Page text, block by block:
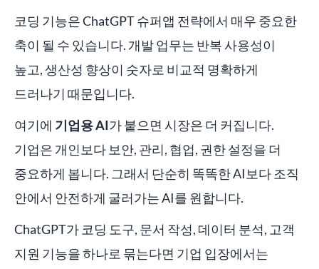
코딩 기능은 ChatGPT 슈퍼앱 전략에서 매우 중요한
축이 될 수 있습니다. 개발 업무는 반복 사용성이
높고, 생산성 향상이 숫자로 비교적 명확하게
드러나기 때문입니다.
여기에 기업용 AI가 붙으면 시장은 더 커집니다.
기업은 개인보다 보안, 관리, 협업, 권한 설정을 더
중요하게 봅니다. 그래서 단순히 똑똑한 AI보다 조직
안에서 안전하게 굴러가는 AI를 원합니다.
ChatGPT가 코딩 도구, 문서 작성, 데이터 분석, 고객
지원 기능을 하나로 묶는다면 기업 입장에서는